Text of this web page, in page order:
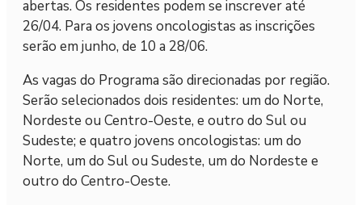
abertas. Os residentes podem se inscrever até
26/04. Para os jovens oncologistas as inscrições
serão em junho, de 10 a 28/06.
As vagas do Programa são direcionadas por região.
Serão selecionados dois residentes: um do Norte,
Nordeste ou Centro-Oeste, e outro do Sul ou
Sudeste; e quatro jovens oncologistas: um do
Norte, um do Sul ou Sudeste, um do Nordeste e
outro do Centro-Oeste.